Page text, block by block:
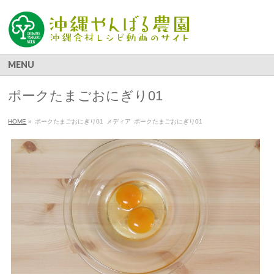
MENU
ポークたまごおにぎり01
HOME » ポークたまごおにぎり01 メディア ポークたまごおにぎり01